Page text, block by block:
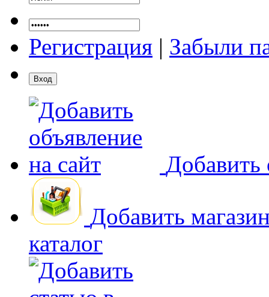
Регистрация | Забыли
Добавить
Добавить
каталог